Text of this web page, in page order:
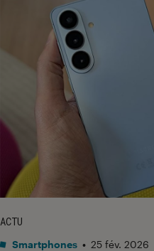
ACTU
Smartphones • 25 fév. 2026